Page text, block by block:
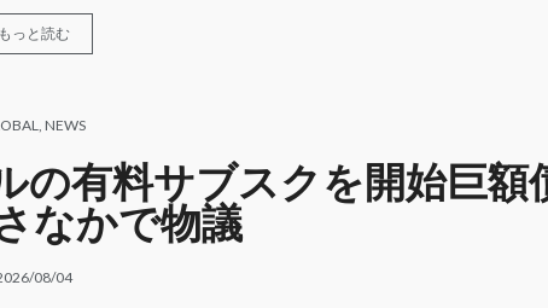
もっと読む
,NEWS
の有料サブスクを開始巨額
なかで物議
08/04